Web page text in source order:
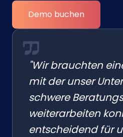
Demo buchen
"Wir brauchten
mit der unser
schwere
weiterarbeiten
entscheidend für